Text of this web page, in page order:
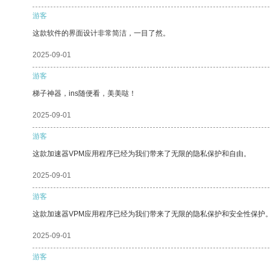
游客
这款软件的界面设计非常简洁，一目了然。
2025-09-01
游客
梯子神器，ins随便看，美美哒！
2025-09-01
游客
这款加速器VPM应用程序已经为我们带来了无限的隐私保护和自由。
2025-09-01
游客
这款加速器VPM应用程序已经为我们带来了无限的隐私保护和安全性保护
2025-09-01
游客